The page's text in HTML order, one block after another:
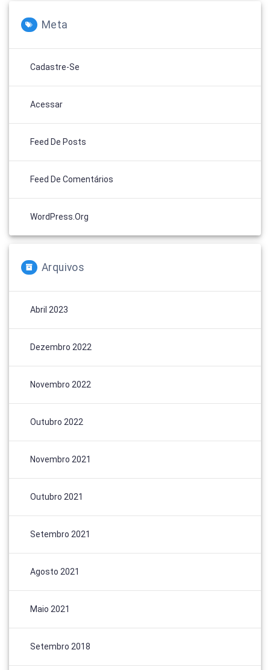
Meta
Cadastre-Se
Acessar
Feed De Posts
Feed De Comentários
WordPress.org
Arquivos
Abril 2023
Dezembro 2022
Novembro 2022
Outubro 2022
Novembro 2021
Outubro 2021
Setembro 2021
Agosto 2021
Maio 2021
Setembro 2018